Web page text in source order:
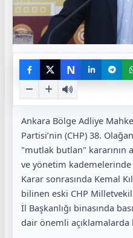
N
Ankara Bölge Adliye
Partisi’nin (CHP) 38.
"mutlak butlan" kararının
ve yönetim
Karar sonrasında Kemal
bilinen eski CHP
İl Başkanlığı binasında
dair önemli açıklamalarda